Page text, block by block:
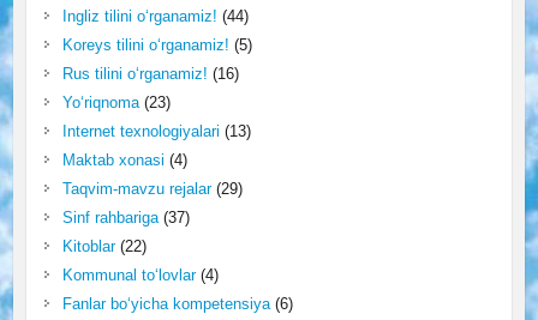
Ingliz tilini o‘rganamiz! (44)
Koreys tilini o‘rganamiz! (5)
Rus tilini o‘rganamiz! (16)
Yo‘riqnoma(23)
Internet texnologiyalari (13)
Maktab xonasi (4)
Taqvim-mavzu rejalar(29)
Sinf rahbariga(37)
Kitoblar(22)
Kommunal to‘lovlar(4)
Fanlar bo‘yicha kompetensiya(6)